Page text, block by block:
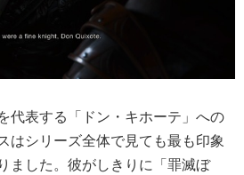
代表する「ドン・キホーテ」への
はシリーズ全体で見ても最も印象
ました。彼がしきりに「罪滅ぼ